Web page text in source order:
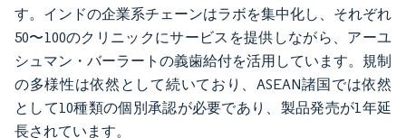
す。インドの企業系チェーンはラボを集中化し、それぞれ
50〜100のクリニックにサービスを提供しながら、アーユ
シュマン・バーラートの義歯給付を活用しています。規制
の多様性は依然として続いており、ASEAN諸国では依然
として10種類の個別承認が必要であり、製品発売が1年延
長されています。